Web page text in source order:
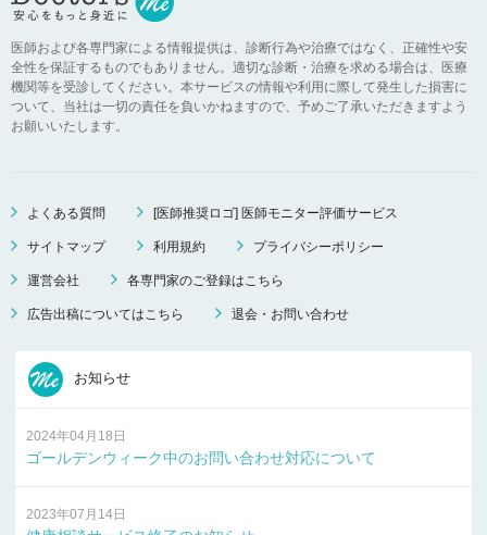
医師および各専門家による情報提供は、診断行為や治療ではなく、正確性や安
全性を保証するものでもありません。適切な診断・治療を求める場合は、医療
機関等を受診してください。本サービスの情報や利用に際して発生した損害に
ついて、当社は一切の責任を負いかねますので、予めご了承いただきますよう
お願いいたします。
よくある質問 [医師推奨ロゴ] 医師モニター評価サービス
サイトマップ 利用規約 プライバシーポリシー
運営会社 各専門家のご登録はこちら
広告出稿についてはこちら 退会・お問い合わせ
お知らせ
2024年04月18日
ゴールデンウィーク中のお問い合わせ対応について
2023年07月14日